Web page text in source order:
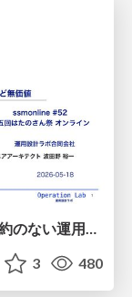
続 運用改善、不都合な真実 〜 物理制約のない運用改善はほとんど無価値 / 20260518-ssmjp-kaizen-no-value-without-physical-constraints
3 480